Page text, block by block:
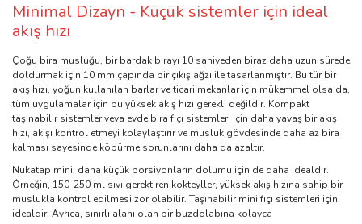
Minimal Dizayn - Küçük sistemler için ideal
akış hızı
Çoğu bira musluğu, bir bardak birayı 10 saniyeden biraz daha uzun sürede
doldurmak için 10 mm çapında bir çıkış ağzı ile tasarlanmıştır. Bu tür bir
akış hızı, yoğun kullanılan barlar ve ticari mekanlar için mükemmel olsa da,
tüm uygulamalar için bu yüksek akış hızı gerekli değildir. Kompakt
taşınabilir sistemler veya evde bira fıçı sistemleri için daha yavaş bir akış
hızı, akışı kontrol etmeyi kolaylaştırır ve musluk gövdesinde daha az bira
kalması sayesinde köpürme sorunlarını daha da azaltır.
Nukatap mini, daha küçük porsiyonların dolumu için de daha idealdir.
Örneğin, 150-250 ml sıvı gerektiren kokteyller, yüksek akış hızına sahip bir
muslukla kontrol edilmesi zor olabilir. Taşınabilir mini fıçı sistemleri için
idealdir. Ayrıca, sınırlı alanı olan bir buzdolabına kolayca